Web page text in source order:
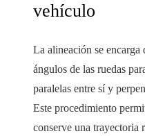
vehículo
La alineación se encarga
ángulos de las ruedas
paralelas entre sí y
Este procedimiento
conserve una trayectoria